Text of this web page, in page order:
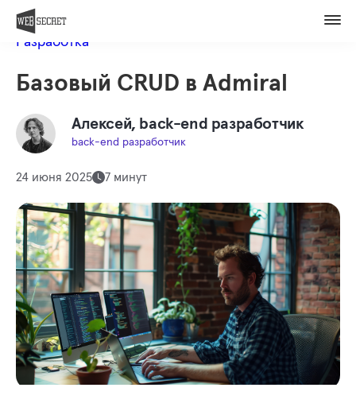
Оценить проект
Назад в блог
Разработка
Базовый CRUD в Admiral
Алексей, back-end разработчик
back-end разработчик
24 июня 2025 7 минут